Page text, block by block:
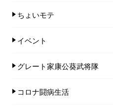
ちょいモテ
イベント
グレート家康公葵武将隊
コロナ闘病生活